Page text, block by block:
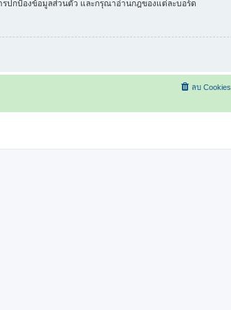
รปกป้องข้อมูลส่วนตัว และกรุณาอ่านกฎของแต่ละบอร์ด
ลบ Cookies